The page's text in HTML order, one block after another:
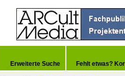
Erweiterte Suche Fehlt etwas?